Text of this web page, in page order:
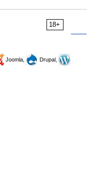
18+
Joomla,
Drupal,